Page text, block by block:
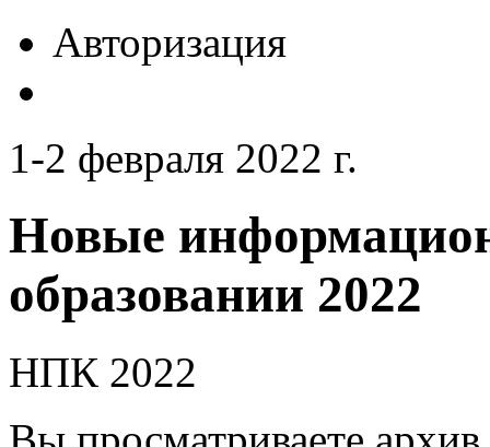
Авторизация
1-2 февраля 2022 г.
Новые
образовании 2022
НПК 2022